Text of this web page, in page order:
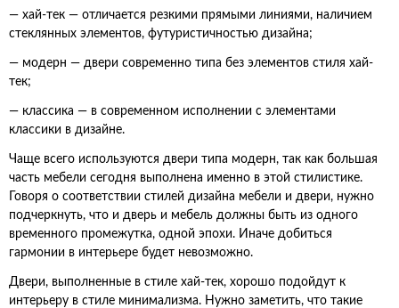
— хай-тек — отличается резкими прямыми линиями, наличием
стеклянных элементов, футуристичностью дизайна;
— модерн — двери современно типа без элементов стиля хай-
тек;
— классика — в современном исполнении с элементами
классики в дизайне.
Чаще всего используются двери типа модерн, так как большая
часть мебели сегодня выполнена именно в этой стилистике.
Говоря о соответствии стилей дизайна мебели и двери, нужно
подчеркнуть, что и дверь и мебель должны быть из одного
временного промежутка, одной эпохи. Иначе добиться
гармонии в интерьере будет невозможно.
Двери, выполненные в стиле хай-тек, хорошо подойдут к
интерьеру в стиле минимализма. Нужно заметить, что такие